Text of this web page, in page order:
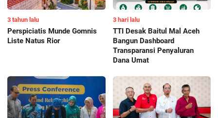
3 tahun lalu
Perspiciatis Munde Gomnis
Liste Natus Rior
3 hari lalu
TTI Desak Baitul Mal Aceh
Bangun Dashboard
Transparansi Penyaluran
Dana Umat